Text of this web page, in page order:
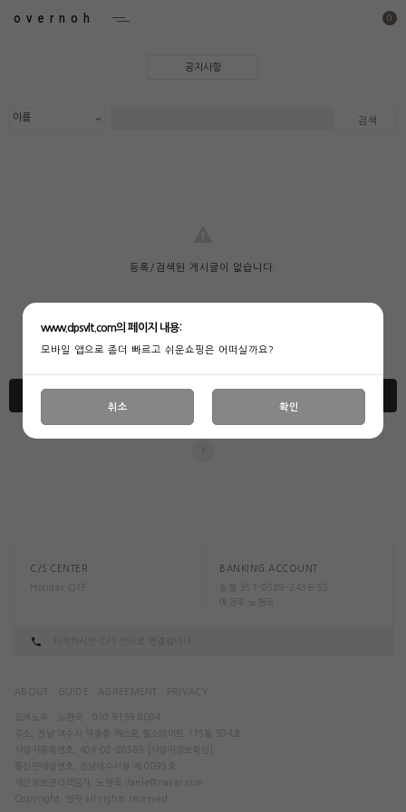
overnoh 0
공지사항
검색
등록/검색된 게시글이 없습니다.
C/S CENTER
Holiday OFF.
BANKING ACCOUNT
농협 351-0589-2436-53
예금주 노현국.
ABOUT AGREEMENT PRIVACY
오버노우. 노현국.
010 9159 8084.
주소. 전남 여수시 덕충동 엑스포 힐스테이트 115동 504호
사업자등록번호. 404-08-80589
[사업자정보확인]
통신판매업번호. 전남여수시청 제 0099호
개인정보관리책임자. 노현국
itaele@naver.com
Copyright. 엔핏 all rights reserved.
www.dpsvlt.com의 페이지 내용:
모바일 앱으로 좀더 빠르고 쉬운쇼핑은 어떠실까요?
취소 확인